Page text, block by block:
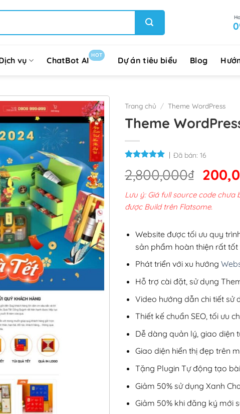
vụ ChatBot AI
HOT
Dự án tiêu biểu Blog
Trang chủ / Theme WordPress
Theme
Đã bán: 16
2,800,000₫ Giá
gốc
là:
Lưu ý: Giá full source code chưa
được Build trên Flatsome.
Website được tối ưu quy
sản phẩm hoàn thiện rất
Phát triển với xu hướng
Hỗ trợ cài đặt, sử dụng
Video hướng dẫn chi tiết sử
Thiết kế chuẩn SEO, tối ưu
Dễ dàng quản lý, giao diện
Giao diện hiển thị đẹp trên
Tặng Plugin Tự động tạo
Giảm 50% sử dụng Xanh
Giảm 50% khi đăng ký mới